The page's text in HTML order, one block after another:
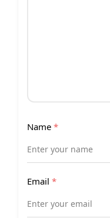
Name *
Email *